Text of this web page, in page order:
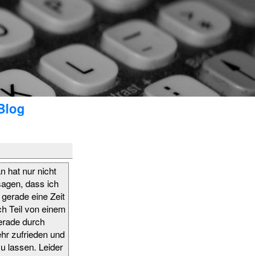
hat nur nicht
dass ich
eine Zeit
Teil von einem
durch
zufrieden und
lassen. Leider